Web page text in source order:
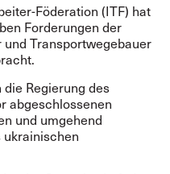
Föderation (ITF) hat
Forderungen der
Transportwegebauer
Regierung des
abgeschlossenen
und umgehend